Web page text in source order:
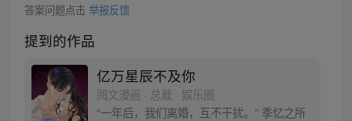
答案问题点击 举报反馈
提到的作品
亿万星辰不及你
阅文漫画 · 总裁 · 娱乐圈
“一年后，我们离婚，互不干扰。” 季忆之所